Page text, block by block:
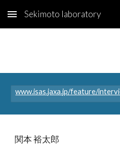
Skip to main content
Sekimoto laboratory
www.isas.jaxa.jp/feature/
関本 裕太郎